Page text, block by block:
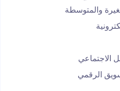
والمتوسطة
الاجتماعي
الرقمي